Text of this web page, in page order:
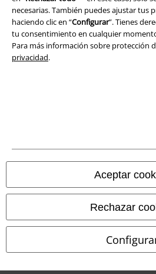
necesarias. También puedes ajustar tus
haciendo clic en “Configurar”. Tienes
tu consentimiento en cualquier
Para más información sobre protección
privacidad.
Aceptar
Rechazar
Eliminación de residuos y protección del
Declaración de Conformidad
Todos los precios incluyen el IVA pero
© 1986-2026 E.M.P. Merchandising
Tiendas EMP online